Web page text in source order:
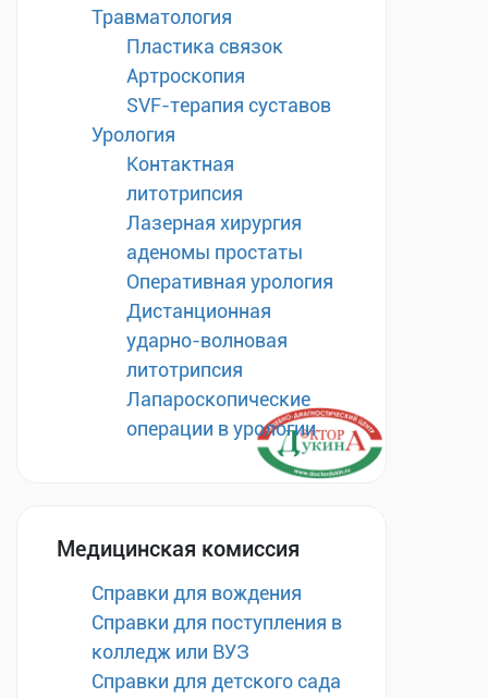
Травматология
Пластика связок
Артроскопия
SVF-терапия суставов
Урология
Контактная
литотрипсия
Лазерная хирургия
аденомы простаты
Оперативная урология
Дистанционная
ударно-волновая
литотрипсия
Лапароскопические
операции в урологии
Медицинская комиссия
Справки для вождения
Справки для поступления в
колледж или ВУЗ
Справки для детского сада